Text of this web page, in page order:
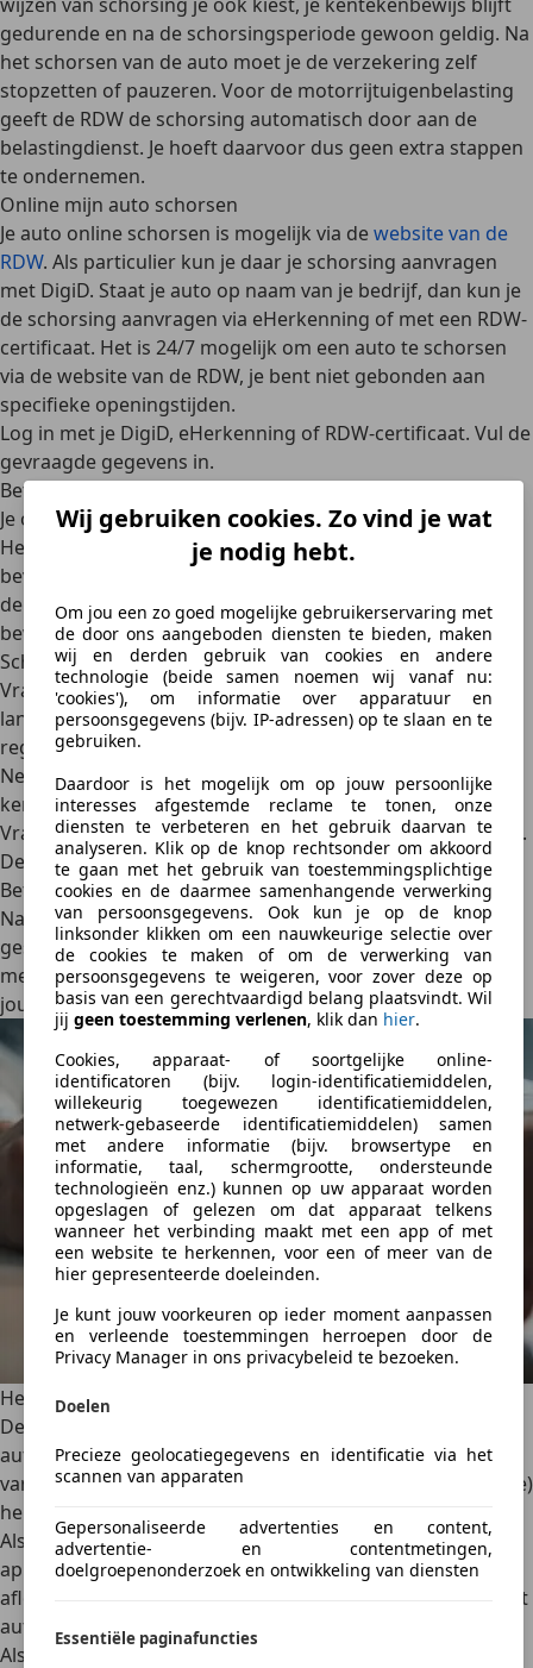
Wij gebruiken cookies. Zo vind je wat
je nodig hebt.
Om jou een zo goed mogelijke gebruikerservaring met
de door ons aangeboden diensten te bieden, maken
wij en derden gebruik van cookies en andere
technologie (beide samen noemen wij vanaf nu:
'cookies'), om informatie over apparatuur en
persoonsgegevens (bijv. IP-adressen) op te slaan en te
gebruiken.
Daardoor is het mogelijk om op jouw persoonlijke
interesses afgestemde reclame te tonen, onze
diensten te verbeteren en het gebruik daarvan te
analyseren. Klik op de knop rechtsonder om akkoord
te gaan met het gebruik van toestemmingsplichtige
cookies en de daarmee samenhangende verwerking
van persoonsgegevens. Ook kun je op de knop
linksonder klikken om een nauwkeurige selectie over
de cookies te maken of om de verwerking van
persoonsgegevens te weigeren, voor zover deze op
basis van een gerechtvaardigd belang plaatsvindt. Wil
jij geen toestemming verlenen, klik dan hier.
Cookies, apparaat- of soortgelijke online-
identificatoren (bijv. login-identificatiemiddelen,
willekeurig toegewezen identificatiemiddelen,
netwerk-gebaseerde identificatiemiddelen) samen
met andere informatie (bijv. browsertype en
informatie, taal, schermgrootte, ondersteunde
technologieën enz.) kunnen op uw apparaat worden
opgeslagen of gelezen om dat apparaat telkens
wanneer het verbinding maakt met een app of met
een website te herkennen, voor een of meer van de
hier gepresenteerde doeleinden.
Je kunt jouw voorkeuren op ieder moment aanpassen
en verleende toestemmingen herroepen door de
Privacy Manager in ons privacybeleid te bezoeken.
Doelen
Precieze geolocatiegegevens en identificatie via het
scannen van apparaten
Gepersonaliseerde advertenties en content,
advertentie- en contentmetingen,
doelgroepenonderzoek en ontwikkeling van diensten
Essentiële paginafuncties
gedurende en na de schorsingsperiode gewoon geldig. Na
het schorsen van de auto moet je de verzekering zelf
stopzetten of pauzeren. Voor de motorrijtuigenbelasting
geeft de RDW de schorsing automatisch door aan de
belastingdienst. Je hoeft daarvoor dus geen extra stappen
te ondernemen.
Online mijn auto schorsen
Je auto online schorsen is mogelijk via dewebsite van de
RDW. Als particulier kun je daar je schorsing aanvragen
met DigiD. Staat je auto op naam van je bedrijf, dan kun je
de schorsing aanvragen via eHerkenning of met een RDW-
certificaat. Het is 24/7 mogelijk om een auto te schorsen
via de website van de RDW, je bent niet gebonden aan
specifieke openingstijden.
Log in met je DigiD, eHerkenning of RDW-certificaat. Vul de
gevraagde gegevens in.
Betaal de kosten via iDeal.
Je ontvangt per e-mail een bevestiging van de aanvraag.
Het kenteken is pas geschorst als je de tweede
bevestigingsmail van de RDW ontvangt. Daarin staat ook
de einddatum van de schorsing. Deze mail moet je goed
bewaren, want dit is tevens jouw bewijs van schorsing.
Schorsen bij een kentekenloket
Vraag je de schorsing liever niet online aan? Dan kun je
langsgaan bij een kentekenloket om de schorsing te
regelen. Daarvoor is het volgende vereist:
Neem een origineel, geldig legitimatiebewijs en de
kentekencard en de tenaamstellingscode mee.
Vraag of het kenteken geschorst kan worden aan de balie.
De baliemedewerker regelt de schorsing dan voor je.
Betaal de kosten aan de balie.
Na het voldoen van de kosten is je kenteken direct
geschorst. De medewerker geeft je een schorsingsverslag
met daarop de einddatum van de schorsing mee. Dit is
jouw bewijs van schorsing.
Het opzeggen van de schorsing
De door jou gekozen schorsingsperiode
automatisch af.4 à 5 weken voorafgaand aan het aflopen
van de schorsingsperiode krijg je van de RDW een (digitale)
herinneringsbrief waarin staat dat de schorsing afloopt.
Als de schorsing afloopt, moet de auto weer verzekerd en
apk goedgekeurd zijn.Regel dit dus voorafgaand aan het
aflopen van de schorsing.
De motorrijtuigenbelasting gaat
automatisch weer in.
Als je de schorsing eerder wil stopzetten dan de